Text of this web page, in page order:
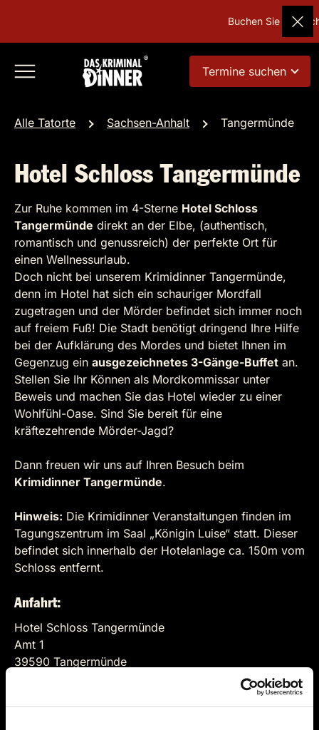
Buchen Sie
Termine suchen
Alle Tatorte Sachsen-Anhalt Tangermünde
Hotel Schloss Tangermünde
Zur Ruhe kommen im 4-Sterne Hotel Schloss
Tangermünde direkt an der Elbe, (authentisch,
romantisch und genussreich) der perfekte Ort für
einen Wellnessurlaub.
Doch nicht bei unserem Krimidinner Tangermünde,
denn im Hotel hat sich ein schauriger Mordfall
zugetragen und der Mörder befindet sich immer noch
auf freiem Fuß! Die Stadt benötigt dringend Ihre Hilfe
bei der Aufklärung des Mordes und bietet Ihnen im
Gegenzug ein ausgezeichnetes 3-Gänge-Buffet an.
Stellen Sie Ihr Können als Mordkommissar unter
Beweis und machen Sie das Hotel wieder zu einer
Wohlfühl-Oase. Sind Sie bereit für eine
kräftezehrende Mörder-Jagd?
Dann freuen wir uns auf Ihren Besuch beim
Krimidinner Tangermünde.
Hinweis: Die Krimidinner Veranstaltungen finden im
Tagungszentrum im Saal „Königin Luise“ statt. Dieser
befindet sich innerhalb der Hotelanlage ca. 150m vom
Schloss entfernt.
Anfahrt:
Hotel Schloss Tangermünde
Amt 1
39590 Tangermünde